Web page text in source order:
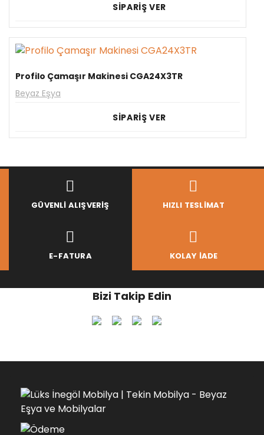
SİPARİŞ VER
Profilo Çamaşır Makinesi CGA24X3TR
Beyaz Eşya
SİPARİŞ VER
GÜVENLI ALIŞVERIŞ HIZLI TESLIMAT
E-FATURA KOLAY İADE
Bizi Takip Edin